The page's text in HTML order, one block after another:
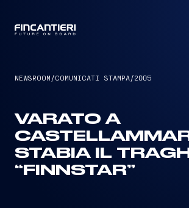
NEWSROOM /COMUNICATI STAMPA/2005
VARATO A
STABIA IL
“FINNSTAR”